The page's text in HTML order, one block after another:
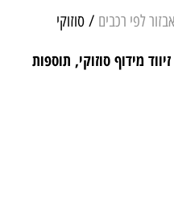
לפי רכבים / סוזוקי
מידוף סוזוקי, תוספות